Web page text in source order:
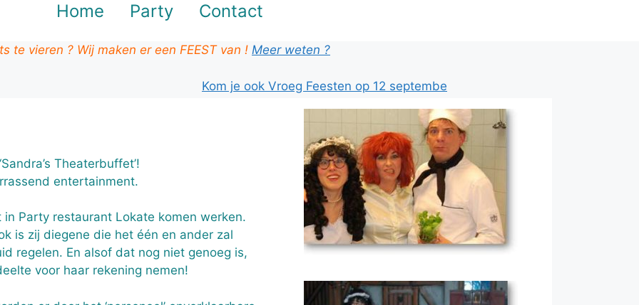
Home Party Contact
te vieren ? Wij maken er een FEEST van ! Meer weten ?
Kom je ook Vroeg Feesten op 12 september? KLIK HIER!
Theaterbuffet’!
entertainment.
Party restaurant Lokate komen werken.
is zij diegene die het één en ander zal
regelen. En alsof dat nog niet genoeg is,
voor haar rekening nemen!